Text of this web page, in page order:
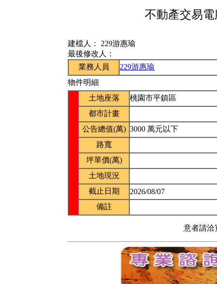
不動產交易
建檔人： 229游惠瑜
最後修改人：
業務人員
229游惠瑜
物件明細
土地座落
桃園市平鎮區
都市計畫
公告總值(萬) 3000 萬元以下
路寬
坪單價(萬)
土地現況
截止日期
2026/08/07
備註
意者請洽